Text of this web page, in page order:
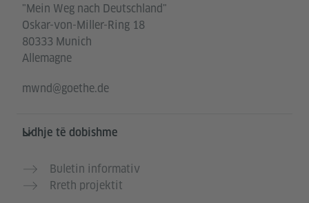
"Mein Weg nach Deutschland"
Oskar-von-Miller-Ring 18
80333 Munich
Allemagne
mwnd@goethe.de
Lidhje të dobishme
Buletin informativ
Rreth projektit